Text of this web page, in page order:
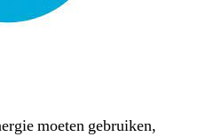
moeten gebruiken,